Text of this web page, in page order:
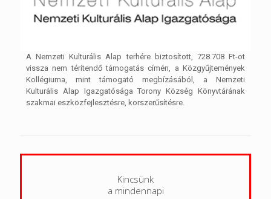
A Nemzeti Kulturális Alap terhére biztosított, 728.708 Ft-ot
vissza nem térítendő támogatás címén, a Közgyűjtemények
Kollégiuma, mint támogató megbízásából, a Nemzeti
Kulturális Alap Igazgatósága Torony Község Könyvtárának
szakmai eszközfejlesztésre, korszerűsítésre.
Kincsünk
a mindennapi